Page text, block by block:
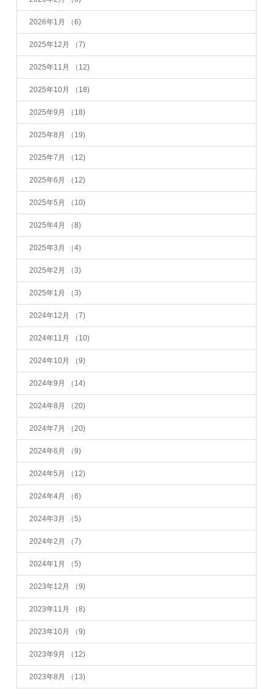
2026年1月 （6)
2025年12月 （7)
2025年11月 （12)
2025年10月 （18)
2025年9月 （18)
2025年8月 （19)
2025年7月 （12)
2025年6月 （12)
2025年5月 （10)
2025年4月 （8)
2025年3月 （4)
2025年2月 （3)
2025年1月 （3)
2024年12月 （7)
2024年11月 （10)
2024年10月 （9)
2024年9月 （14)
2024年8月 （20)
2024年7月 （20)
2024年6月 （9)
2024年5月 （12)
2024年4月 （6)
2024年3月 （5)
2024年2月 （7)
2024年1月 （5)
2023年12月 （9)
2023年11月 （8)
2023年10月 （9)
2023年9月 （12)
2023年8月 （13)